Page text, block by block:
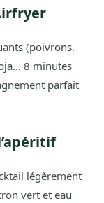
(poivrons,
8 minutes
parfait
légèrement
vert et eau